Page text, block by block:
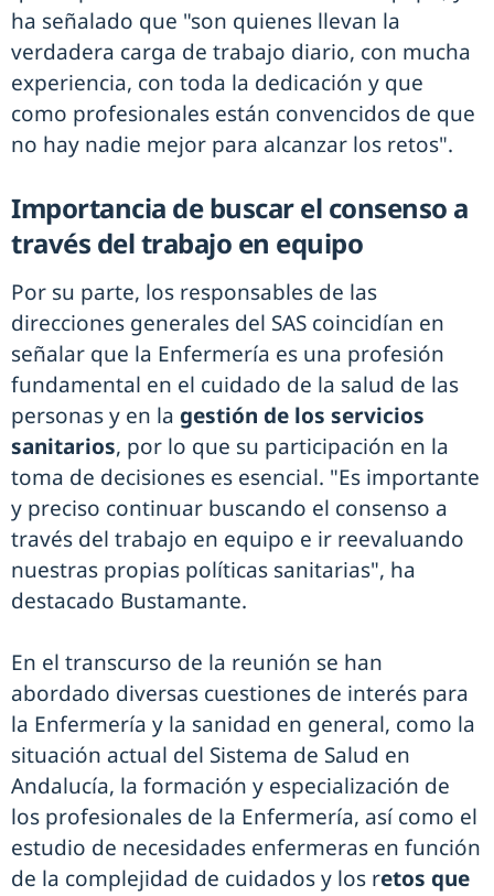
ha señalado que "son quienes llevan la
verdadera carga de trabajo diario, con mucha
experiencia, con toda la dedicación y que
como profesionales están convencidos de que
no hay nadie mejor para alcanzar los retos".
Importancia de buscar el consenso a
través del trabajo en equipo
Por su parte, los responsables de las
direcciones generales del SAS coincidían en
señalar que la Enfermería es una profesión
fundamental en el cuidado de la salud de las
personas y en la gestión de los servicios
sanitarios, por lo que su participación en la
toma de decisiones es esencial. "Es importante
y preciso continuar buscando el consenso a
través del trabajo en equipo e ir reevaluando
nuestras propias políticas sanitarias", ha
destacado Bustamante.
En el transcurso de la reunión se han
abordado diversas cuestiones de interés para
la Enfermería y la sanidad en general, como la
situación actual del Sistema de Salud en
Andalucía, la formación y especialización de
los profesionales de la Enfermería, así como el
estudio de necesidades enfermeras en función
de la complejidad de cuidados y los retos que